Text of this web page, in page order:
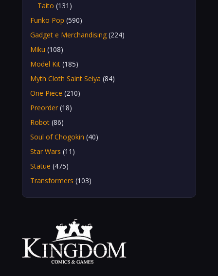
Taito (131)
Funko Pop (590)
Gadget e Merchandising (224)
Miku (108)
Model Kit (185)
Myth Cloth Saint Seiya (84)
One Piece (210)
Preorder (18)
Robot (86)
Soul of Chogokin (40)
Star Wars (11)
Statue (475)
Transformers (103)